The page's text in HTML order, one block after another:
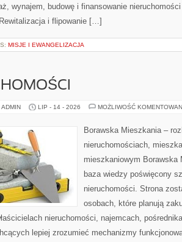
wynajem, budowę i finansowanie
i flipowanie […]
MISJE I EWANGELIZACJA
LIP - 14 - 2026 MOŻLIWOŚĆ
Borawska Mieszkania –
nieruchomościach,
mieszkaniowym Borawska
baza wiedzy poświęcony
nieruchomości. Strona
osobach, które planują
nieruchomości, najemcach,
lepiej zrozumieć mechanizmy